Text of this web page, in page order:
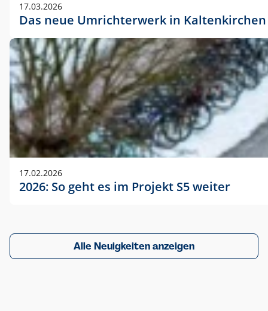
17.03.2026
Das neue Umrichterwerk in Kaltenkirchen
17.02.2026
2026: So geht es im Projekt S5 weiter
Alle Neuigkeiten anzeigen